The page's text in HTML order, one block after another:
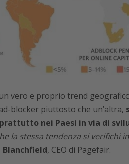
vero e proprio trend
blocker piuttosto che un’altra,
nei Paesi in via di
la stessa tendenza si verifichi
Blanchfield, CEO di Pagefair.